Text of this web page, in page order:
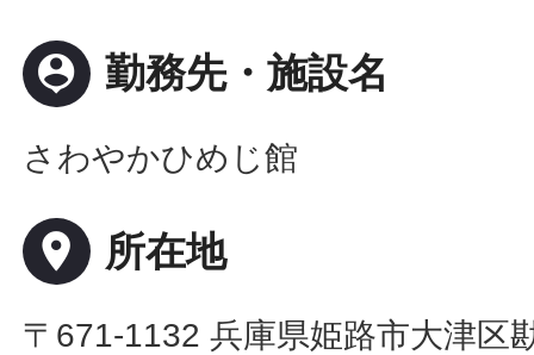
person_pin 勤務先・施設名
さわやかひめじ館
place 所在地
〒671-1132 兵庫県姫路市大津区